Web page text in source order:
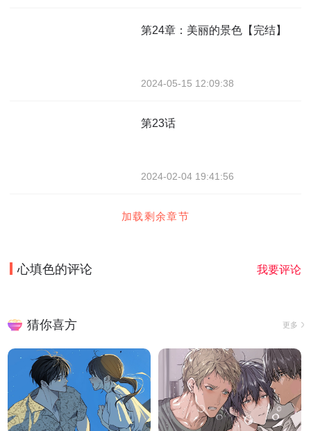
第24章：美丽的景色【完结】
2024-05-15 12:09:38
第23话
2024-02-04 19:41:56
加载剩余章节
心填色的评论 我要评论
猜你喜方 更多